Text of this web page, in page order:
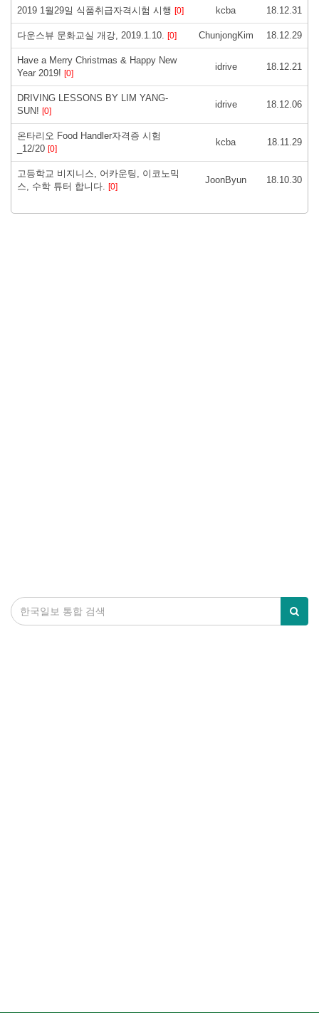
2019 1월29일 식품취급자격시험 시행 [0] kcba 18.12.31
다운스뷰 문화교실 개강, 2019.1.10. [0] ChunjongKim 18.12.29
Have a Merry Christmas & Happy New
Year 2019! [0]
idrive 18.12.21
DRIVING LESSONS BY LIM YANG-
SUN! [0]
idrive 18.12.06
온타리오 Food Handler자격증 시험
_12/20 [0]
kcba 18.11.29
고등학교 비지니스, 어카운팅, 이코노믹
스, 수학 튜터 합니다. [0]
JoonByun 18.10.30